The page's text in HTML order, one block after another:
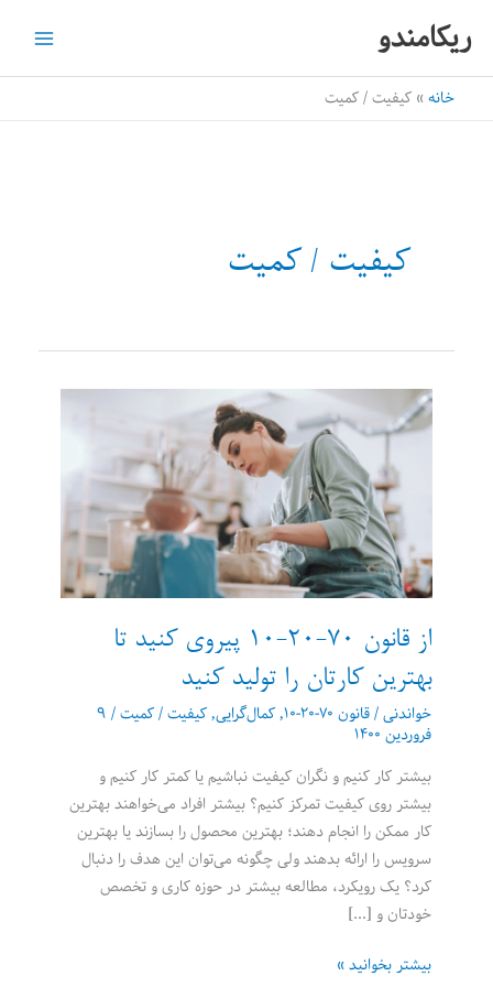
ریکامندو
خانه کیفیت / کمیت
کیفیت / کمیت
از قانون ۷۰-۲۰-۱۰ پیروی کنید تا
بهترین کارتان را تولید کنید
خواندنی/قانون ۷۰-۲۰-۱۰ ,کمال‌گرایی,کیفیت / کمیت/ ۹
فروردین ۱۴۰۰
بیشتر کار کنیم و نگران کیفیت نباشیم یا کمتر کار کنیم و
بیشتر روی کیفیت تمرکز کنیم؟ بیشتر افراد می‌خواهند بهترین
کار ممکن را انجام دهند؛ بهترین محصول را بسازند یا بهترین
سرویس را ارائه بدهند ولی چگونه می‌توان این هدف را دنبال
کرد؟ یک رویکرد، مطالعه بیشتر در حوزه کاری و تخصص
خودتان و […]
از
بیشتر بخوانید »